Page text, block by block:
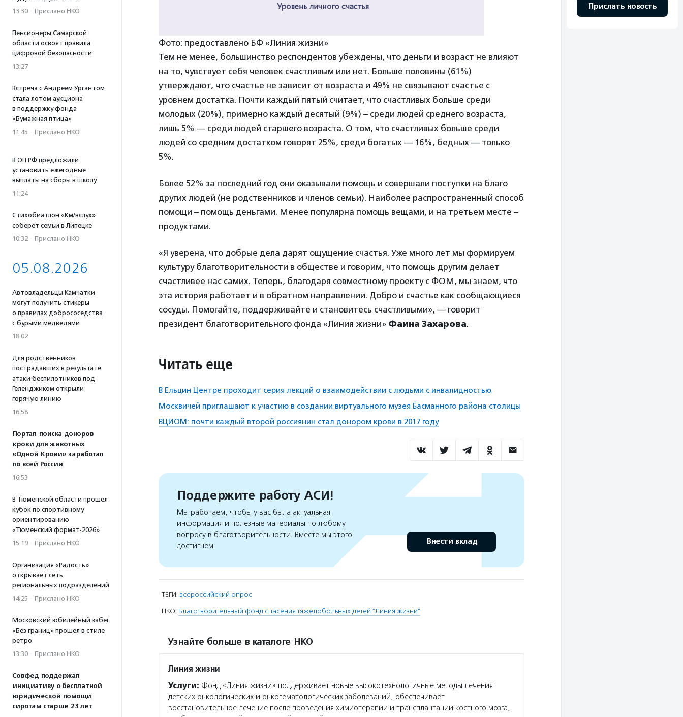
13:30 · Прислано НКО
Пенсионеры Самарской
области освоят правила
цифровой безопасности
13:27
Встреча с Андреем Ургантом
стала лотом аукциона
в поддержку фонда
«Бумажная птица»
11:45 · Прислано НКО
В ОП РФ предложили
установить ежегодные
выплаты на сборы в школу
11:24
Стихобиатлон «Км/вслух»
соберет семьи в Липецке
10:32 · Прислано НКО
05.08.2026
Автовладельцы Камчатки
могут получить стикеры
о правилах добрососедства
с бурыми медведями
18:02
Для родственников
пострадавших в результате
атаки беспилотников под
Геленджиком открыли
горячую линию
16:58
Портал поиска доноров
крови для животных
«Одной Крови» заработал
по всей России
16:53
В Тюменской области прошел
кубок по спортивному
ориентированию
«Тюменский формат-2026»
15:19 · Прислано НКО
Организация «Радость»
открывает сеть
региональных подразделений
14:25 · Прислано НКО
Московский юбилейный забег
«Без границ» прошел в стиле
ретро
13:30 · Прислано НКО
Совфед поддержал
инициативу о бесплатной
юридической помощи
сиротам старше 23 лет
Фото: предоставлено БФ «Линия жизни»
Тем не менее, большинство респондентов убеждены, что деньги и возраст не влияют
на то, чувствует себя человек счастливым или нет. Больше половины (61%)
утверждают, что счастье не зависит от возраста и 49% не связывают счастье с
уровнем достатка. Почти каждый пятый считает, что счастливых больше среди
молодых (20%), примерно каждый десятый (9%) – среди людей среднего возраста,
лишь 5% — среди людей старшего возраста. О том, что счастливых больше среди
людей со средним достатком говорят 25%, среди богатых — 16%, бедных — только
5%.
Более 52% за последний год они оказывали помощь и совершали поступки на благо
других людей (не родственников и членов семьи). Наиболее распространенный способ
помощи – помощь деньгами. Менее популярна помощь вещами, и на третьем месте –
продуктами.
«Я уверена, что добрые дела дарят ощущение счастья. Уже много лет мы формируем
культуру благотворительности в обществе и говорим, что помощь другим делает
счастливее нас самих. Теперь, благодаря совместному проекту с ФОМ, мы знаем, что
эта история работает и в обратном направлении. Добро и счастье как сообщающиеся
сосуды. Помогайте, поддерживайте и становитесь счастливыми», — говорит
президент благотворительного фонда «Линия жизни» Фаина Захарова.
Читать еще
В Ельцин Центре проходит серия лекций о взаимодействии с людьми с инвалидностью
Москвичей приглашают к участию в создании виртуального музея Басманного района столицы
ВЦИОМ: почти каждый второй россиянин стал донором крови в 2017 году
Поддержите работу АСИ!
Мы работаем, чтобы у вас была актуальная
информация и полезные материалы по любому
вопросу в благотворительности. Вместе мы этого
достигнем
Внести вклад
ТЕГИ: всероссийский опрос
НКО: Благотворительный фонд спасения тяжелобольных детей "Линия жизни"
Узнайте больше в каталоге НКО
Линия жизни
Услуги: Фонд «Линия жизни» поддерживает новые высокотехнологичные методы лечения
детских онкологических и онкогематологических заболеваний, обеспечивает
восстановительное лечение после проведения химиотерапии и трансплантации костного мозга,
Прислать новость